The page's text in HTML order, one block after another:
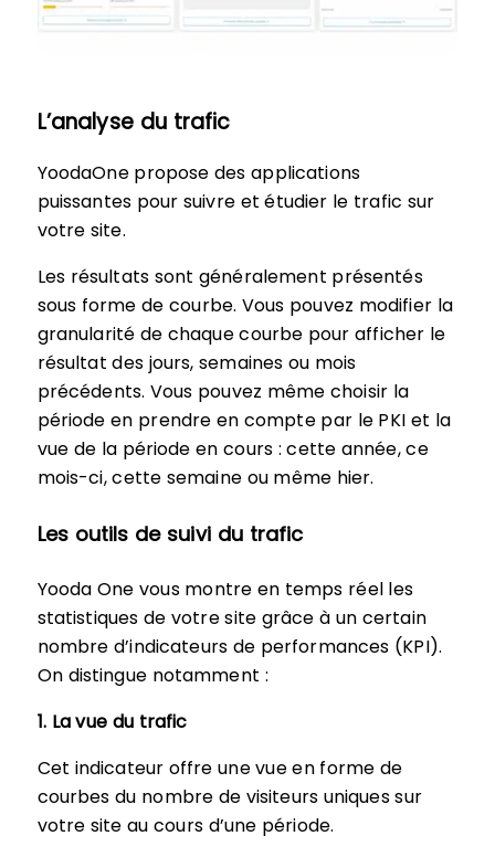
L’analyse du trafic
YoodaOne propose des applications
puissantes pour suivre et étudier le trafic sur
votre site.
Les résultats sont généralement présentés
sous forme de courbe. Vous pouvez modifier la
granularité de chaque courbe pour afficher le
résultat des jours, semaines ou mois
précédents. Vous pouvez même choisir la
période en prendre en compte par le PKI et la
vue de la période en cours : cette année, ce
mois-ci, cette semaine ou même hier.
Les outils de suivi du trafic
Yooda One vous montre en temps réel les
statistiques de votre site grâce à un certain
nombre d’indicateurs de performances (KPI).
On distingue notamment :
1. La vue du trafic
Cet indicateur offre une vue en forme de
courbes du nombre de visiteurs uniques sur
votre site au cours d’une période.